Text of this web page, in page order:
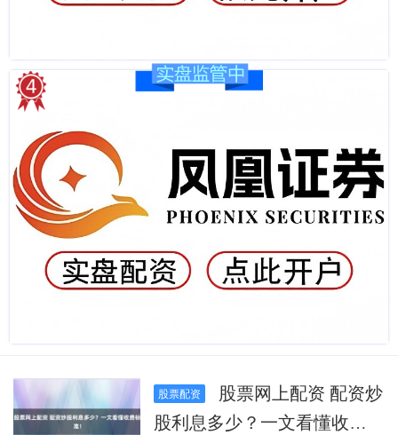
股票配资
股利息多少？一文看懂收费